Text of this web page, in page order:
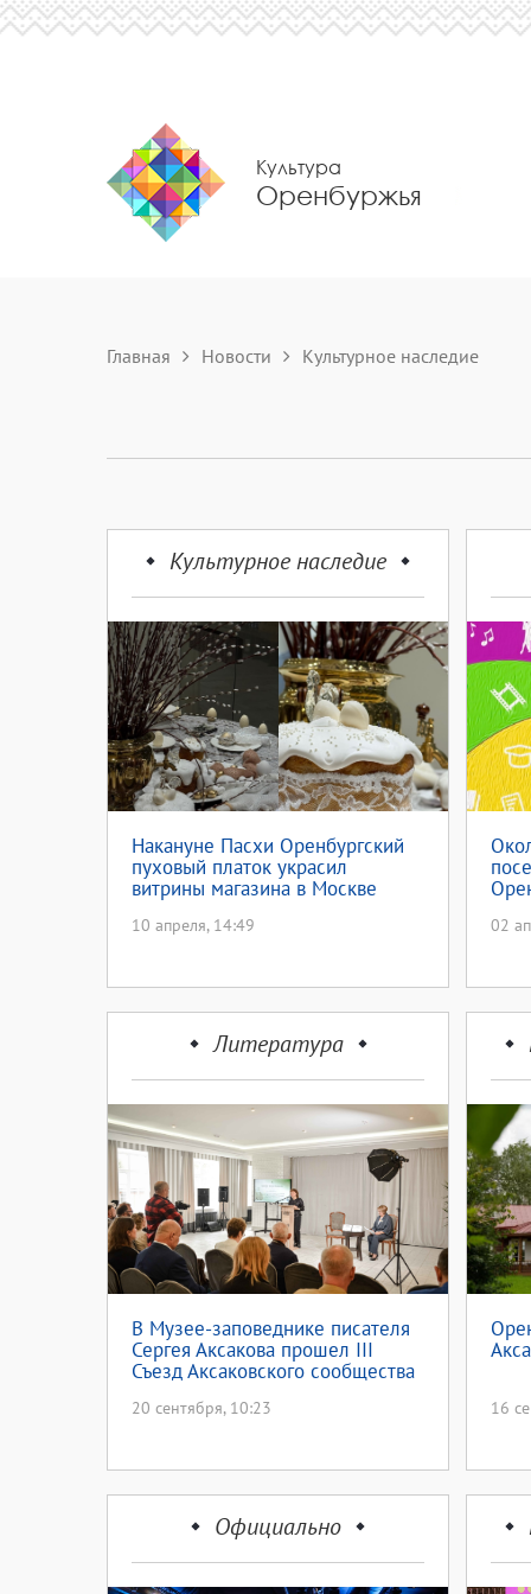
Культура
Оренбуржья
Главная Новости Культурное наследие
Культурное наследие
Накануне Пасхи Оренбургский
пуховый платок украсил
витрины магазина в Москве
10 апреля, 14:49 02
Литература
В Музее-заповеднике писателя
Сергея Аксакова прошел III
Съезд Аксаковского сообщества
20 сентября, 10:23 16
Официально